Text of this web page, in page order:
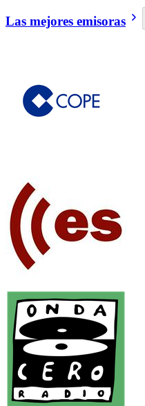
Las mejores emisoras